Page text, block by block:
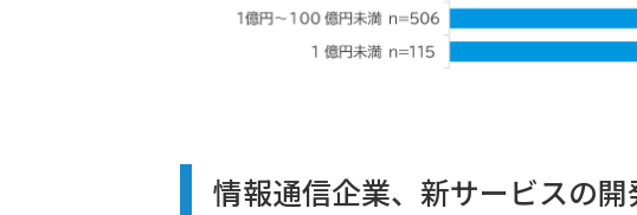
情報通信企業、新サービスの